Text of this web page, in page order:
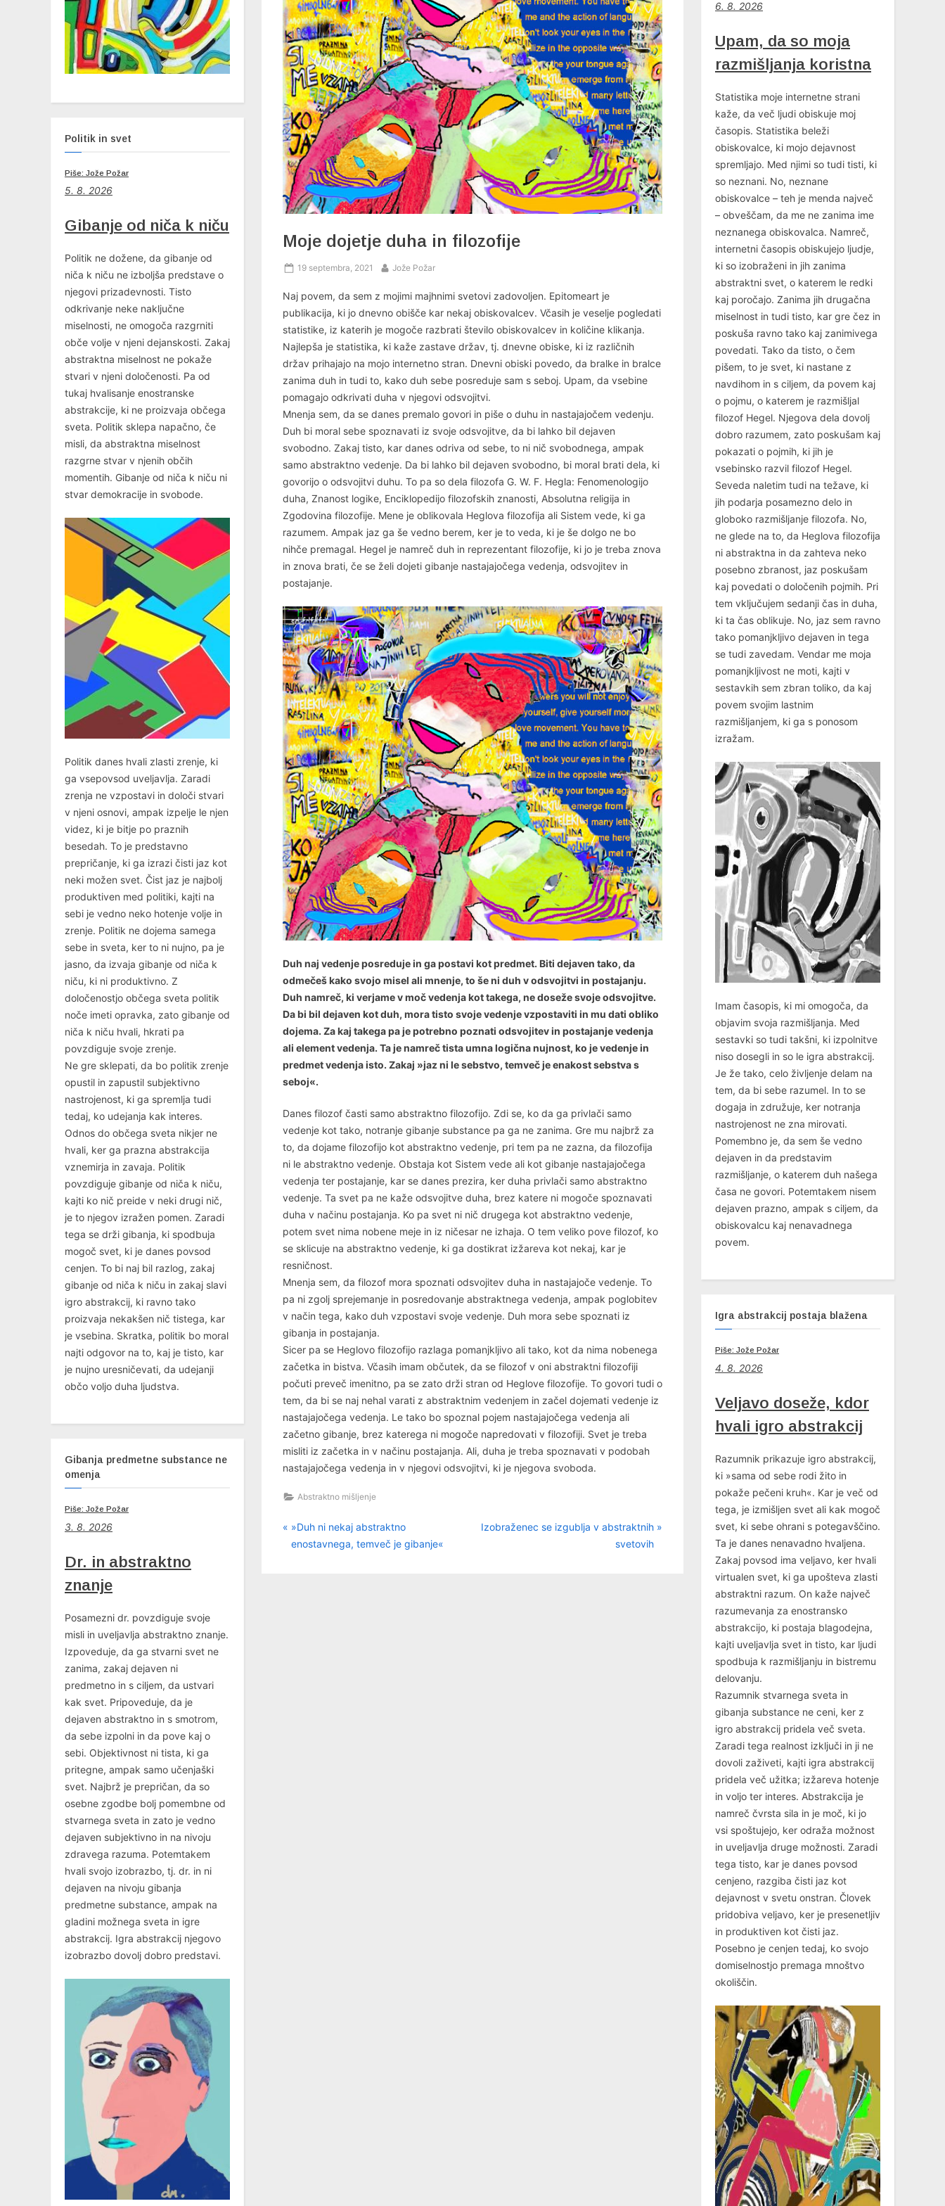
Moje dojetje duha in filozofije
Posted
19 septembra, 2021 By
Jože Požar
Naj povem, da sem z mojimi majhnimi svetovi zadovoljen. Epitomeart je
publikacija, ki jo dnevno obišče kar nekaj obiskovalcev. Včasih je veselje pogledati
statistike, iz katerih je mogoče razbrati število obiskovalcev in količine klikanja.
Najlepša je statistika, ki kaže zastave držav, tj. dnevne obiske, ki iz različnih
držav prihajajo na mojo internetno stran. Dnevni obiski povedo, da bralke in bralce
zanima duh in tudi to, kako duh sebe posreduje sam s seboj. Upam, da vsebine
pomagajo odkrivati duha v njegovi odsvojitvi.
Mnenja sem, da se danes premalo govori in piše o duhu in nastajajočem vedenju.
Duh bi moral sebe spoznavati iz svoje odsvojitve, da bi lahko bil dejaven
svobodno. Zakaj tisto, kar danes odriva od sebe, to ni nič svobodnega, ampak
samo abstraktno vedenje. Da bi lahko bil dejaven svobodno, bi moral brati dela, ki
govorijo o odsvojitvi duhu. To pa so dela filozofa G. W. F. Hegla: Fenomenologijo
duha, Znanost logike, Enciklopedijo filozofskih znanosti, Absolutna religija in
Zgodovina filozofije. Mene je oblikovala Heglova filozofija ali Sistem vede, ki ga
razumem. Ampak jaz ga še vedno berem, ker je to veda, ki je še dolgo ne bo
nihče premagal. Hegel je namreč duh in reprezentant filozofije, ki jo je treba znova
in znova brati, če se želi dojeti gibanje nastajajočega vedenja, odsvojitev in
postajanje.
Duh naj vedenje posreduje in ga postavi kot predmet. Biti dejaven tako, da
odmečeš kako svojo misel ali mnenje, to še ni duh v odsvojitvi in postajanju.
Duh namreč, ki verjame v moč vedenja kot takega, ne doseže svoje odsvojitve.
Da bi bil dejaven kot duh, mora tisto svoje vedenje vzpostaviti in mu dati obliko
dojema. Za kaj takega pa je potrebno poznati odsvojitev in postajanje vedenja
ali element vedenja. Ta je namreč tista umna logična nujnost, ko je vedenje in
predmet vedenja isto. Zakaj »jaz ni le sebstvo, temveč je enakost sebstva s
seboj«.
Danes filozof časti samo abstraktno filozofijo. Zdi se, ko da ga privlači samo
vedenje kot tako, notranje gibanje substance pa ga ne zanima. Gre mu najbrž za
to, da dojame filozofijo kot abstraktno vedenje, pri tem pa ne zazna, da filozofija
ni le abstraktno vedenje. Obstaja kot Sistem vede ali kot gibanje nastajajočega
vedenja ter postajanje, kar se danes prezira, ker duha privlači samo abstraktno
vedenje. Ta svet pa ne kaže odsvojitve duha, brez katere ni mogoče spoznavati
duha v načinu postajanja. Ko pa svet ni nič drugega kot abstraktno vedenje,
potem svet nima nobene meje in iz ničesar ne izhaja. O tem veliko pove filozof, ko
se sklicuje na abstraktno vedenje, ki ga dostikrat izžareva kot nekaj, kar je
resničnost.
Mnenja sem, da filozof mora spoznati odsvojitev duha in nastajajoče vedenje. To
pa ni zgolj sprejemanje in posredovanje abstraktnega vedenja, ampak poglobitev
v način tega, kako duh vzpostavi svoje vedenje. Duh mora sebe spoznati iz
gibanja in postajanja.
Sicer pa se Heglovo filozofijo razlaga pomanjkljivo ali tako, kot da nima nobenega
začetka in bistva. Včasih imam občutek, da se filozof v oni abstraktni filozofiji
počuti preveč imenitno, pa se zato drži stran od Heglove filozofije. To govori tudi o
tem, da bi se naj nehal varati z abstraktnim vedenjem in začel dojemati vedenje iz
nastajajočega vedenja. Le tako bo spoznal pojem nastajajočega vedenja ali
začetno gibanje, brez katerega ni mogoče napredovati v filozofiji. Svet je treba
misliti iz začetka in v načinu postajanja. Ali, duha je treba spoznavati v podobah
nastajajočega vedenja in v njegovi odsvojitvi, ki je njegova svoboda.
Abstraktno mišljenje
Navigacija
P
r
»Duh ni nekaj abstraktno
enostavnega, temveč je gibanje«
N
Izobraženec se izgublja v abstraktnih
svetovih
Politik in svet
Piše: Jože Požar
5. 8. 2026
Gibanje od niča k niču
Politik ne dožene, da gibanje od
niča k niču ne izboljša predstave o
njegovi prizadevnosti. Tisto
odkrivanje neke naključne
miselnosti, ne omogoča razgrniti
obče volje v njeni dejanskosti. Zakaj
abstraktna miselnost ne pokaže
stvari v njeni določenosti. Pa od
tukaj hvalisanje enostranske
abstrakcije, ki ne proizvaja občega
sveta. Politik sklepa napačno, če
misli, da abstraktna miselnost
razgrne stvar v njenih občih
momentih. Gibanje od niča k niču ni
stvar demokracije in svobode.
Politik danes hvali zlasti zrenje, ki
ga vsepovsod uveljavlja. Zaradi
zrenja ne vzpostavi in določi stvari
v njeni osnovi, ampak izpelje le njen
videz, ki je bitje po praznih
besedah. To je predstavno
prepričanje, ki ga izrazi čisti jaz kot
neki možen svet. Čist jaz je najbolj
produktiven med politiki, kajti na
sebi je vedno neko hotenje volje in
zrenje. Politik ne dojema samega
sebe in sveta, ker to ni nujno, pa je
jasno, da izvaja gibanje od niča k
niču, ki ni produktivno. Z
določenostjo občega sveta politik
noče imeti opravka, zato gibanje od
niča k niču hvali, hkrati pa
povzdiguje svoje zrenje.
Ne gre sklepati, da bo politik zrenje
opustil in zapustil subjektivno
nastrojenost, ki ga spremlja tudi
tedaj, ko udejanja kak interes.
Odnos do občega sveta nikjer ne
hvali, ker ga prazna abstrakcija
vznemirja in zavaja. Politik
povzdiguje gibanje od niča k niču,
kajti ko nič preide v neki drugi nič,
je to njegov izražen pomen. Zaradi
tega se drži gibanja, ki spodbuja
mogoč svet, ki je danes povsod
cenjen. To bi naj bil razlog, zakaj
gibanje od niča k niču in zakaj slavi
igro abstrakcij, ki ravno tako
proizvaja nekakšen nič tistega, kar
je vsebina. Skratka, politik bo moral
najti odgovor na to, kaj je tisto, kar
je nujno uresničevati, da udejanji
občo voljo duha ljudstva.
Gibanja predmetne substance ne
omenja
Piše: Jože Požar
3. 8. 2026
Dr. in abstraktno
znanje
Posamezni dr. povzdiguje svoje
misli in uveljavlja abstraktno znanje.
Izpoveduje, da ga stvarni svet ne
zanima, zakaj dejaven ni
predmetno in s ciljem, da ustvari
kak svet. Pripoveduje, da je
dejaven abstraktno in s smotrom,
da sebe izpolni in da pove kaj o
sebi. Objektivnost ni tista, ki ga
pritegne, ampak samo učenjaški
svet. Najbrž je prepričan, da so
osebne zgodbe bolj pomembne od
stvarnega sveta in zato je vedno
dejaven subjektivno in na nivoju
zdravega razuma. Potemtakem
hvali svojo izobrazbo, tj. dr. in ni
dejaven na nivoju gibanja
predmetne substance, ampak na
gladini možnega sveta in igre
abstrakcij. Igra abstrakcij njegovo
izobrazbo dovolj dobro predstavi.
6. 8. 2026
Upam, da so moja
razmišljanja koristna
Statistika moje internetne strani
kaže, da več ljudi obiskuje moj
časopis. Statistika beleži
obiskovalce, ki mojo dejavnost
spremljajo. Med njimi so tudi tisti, ki
so neznani. No, neznane
obiskovalce – teh je menda največ
– obveščam, da me ne zanima ime
neznanega obiskovalca. Namreč,
internetni časopis obiskujejo ljudje,
ki so izobraženi in jih zanima
abstraktni svet, o katerem le redki
kaj poročajo. Zanima jih drugačna
miselnost in tudi tisto, kar gre čez in
poskuša ravno tako kaj zanimivega
povedati. Tako da tisto, o čem
pišem, to je svet, ki nastane z
navdihom in s ciljem, da povem kaj
o pojmu, o katerem je razmišljal
filozof Hegel. Njegova dela dovolj
dobro razumem, zato poskušam kaj
pokazati o pojmih, ki jih je
vsebinsko razvil filozof Hegel.
Seveda naletim tudi na težave, ki
jih podarja posamezno delo in
globoko razmišljanje filozofa. No,
ne glede na to, da Heglova filozofija
ni abstraktna in da zahteva neko
posebno zbranost, jaz poskušam
kaj povedati o določenih pojmih. Pri
tem vključujem sedanji čas in duha,
ki ta čas oblikuje. No, jaz sem ravno
tako pomanjkljivo dejaven in tega
se tudi zavedam. Vendar me moja
pomanjkljivost ne moti, kajti v
sestavkih sem zbran toliko, da kaj
povem svojim lastnim
razmišljanjem, ki ga s ponosom
izražam.
Imam časopis, ki mi omogoča, da
objavim svoja razmišljanja. Med
sestavki so tudi takšni, ki izpolnitve
niso dosegli in so le igra abstrakcij.
Je že tako, celo življenje delam na
tem, da bi sebe razumel. In to se
dogaja in združuje, ker notranja
nastrojenost ne zna mirovati.
Pomembno je, da sem še vedno
dejaven in da predstavim
razmišljanje, o katerem duh našega
časa ne govori. Potemtakem nisem
dejaven prazno, ampak s ciljem, da
obiskovalcu kaj nenavadnega
povem.
Igra abstrakcij postaja blažena
Piše: Jože Požar
4. 8. 2026
Veljavo doseže, kdor
hvali igro abstrakcij
Razumnik prikazuje igro abstrakcij,
ki »sama od sebe rodi žito in
pokaže pečeni kruh«. Kar je več od
tega, je izmišljen svet ali kak mogoč
svet, ki sebe ohrani s potegavščino.
Ta je danes nenavadno hvaljena.
Zakaj povsod ima veljavo, ker hvali
virtualen svet, ki ga upošteva zlasti
abstraktni razum. On kaže največ
razumevanja za enostransko
abstrakcijo, ki postaja blagodejna,
kajti uveljavlja svet in tisto, kar ljudi
spodbuja k razmišljanju in bistremu
delovanju.
Razumnik stvarnega sveta in
gibanja substance ne ceni, ker z
igro abstrakcij pridela več sveta.
Zaradi tega realnost izključi in ji ne
dovoli zaživeti, kajti igra abstrakcij
pridela več užitka; izžareva hotenje
in voljo ter interes. Abstrakcija je
namreč čvrsta sila in je moč, ki jo
vsi spoštujejo, ker odraža možnost
in uveljavlja druge možnosti. Zaradi
tega tisto, kar je danes povsod
cenjeno, razgiba čisti jaz kot
dejavnost v svetu onstran. Človek
pridobiva veljavo, ker je presenetljiv
in produktiven kot čisti jaz.
Posebno je cenjen tedaj, ko svojo
domiselnostjo premaga mnoštvo
okoliščin.